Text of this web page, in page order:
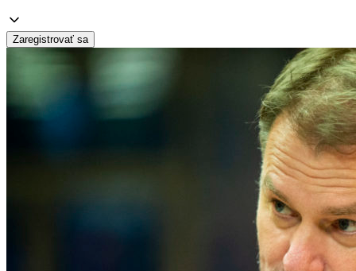
Zaregistrovať sa